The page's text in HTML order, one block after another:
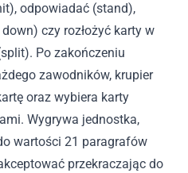
odpowiadać (stand),
czy rozłożyć karty w
Po zakończeniu
zawodników, krupier
oraz wybiera karty
Wygrywa jednostka,
wartości 21 paragrafów
przekraczając do